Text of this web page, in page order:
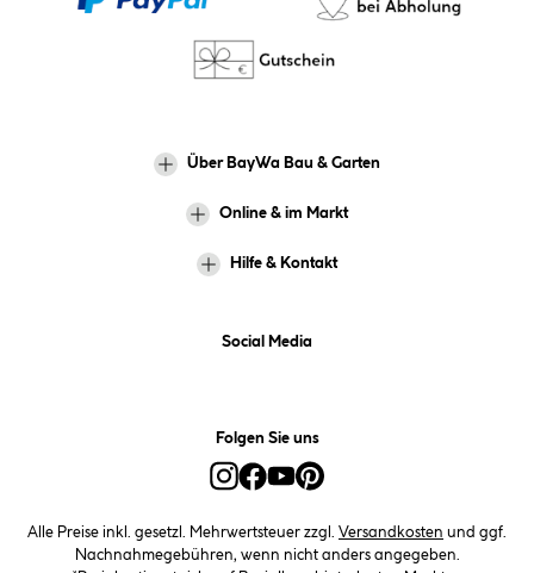
Über BayWa Bau & Garten
Online & im Markt
Hilfe & Kontakt
Social Media
Folgen Sie uns
Alle Preise inkl. gesetzl. Mehrwertsteuer zzgl. Versandkosten und ggf.
Nachnahmegebühren, wenn nicht anders angegeben.